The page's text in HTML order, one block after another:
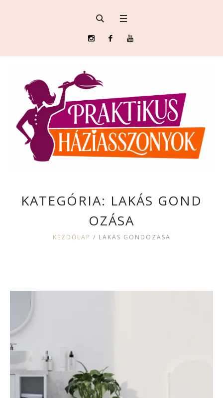
KATEGÓRIA: LAKÁS GOND
OZÁSA
KEZDŐLAP / LAKÁS GONDOZÁSA